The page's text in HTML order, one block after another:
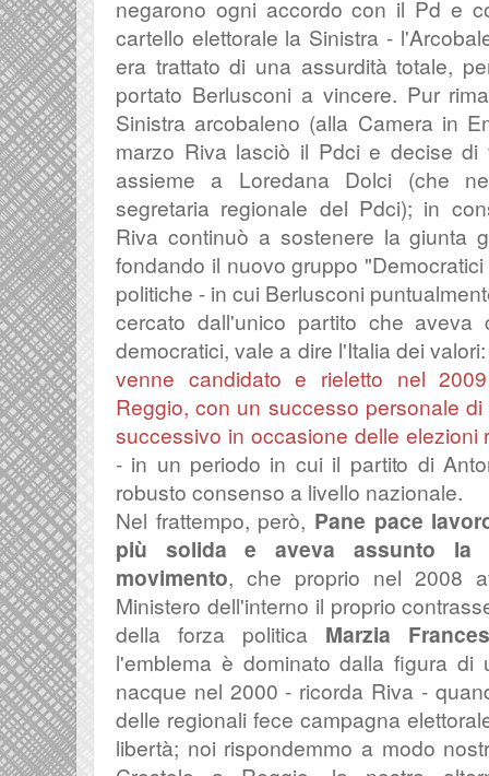
negarono ogni accordo con il Pd e
cartello elettorale la Sinistra -
era trattato di una assurditàtotale,
portato Berlusconi a vincere. Pur
Sinistra arcobaleno (alla Camera in
marzo Riva lasciò il Pdci e decise di
assieme a Loredana Dolci (che
segretaria regionale del Pdci); in
Riva continuò a sostenere la giunta
fondando il nuovo gruppo
politiche - in cui Berlusconi
cercato dall'unico partito che aveva
democratici, vale a dire l'Italia dei
venne candidato e rieletto nel
Reggio, con un successo personale
successivo in occasione delle elezioni
- in un periodo in cui il partito di
robusto consenso a livello nazionale.
Nel frattempo, però, Pane pace
più solida e aveva assunto la
movimento, che proprio nel 2008
Ministero dell'interno il proprio
della forza politica Marzia
l'emblema è dominato dalla figura di
nacque nel 2000 - ricorda Riva -
delle regionali fece campagna
libertà; noi rispondemmo a modo